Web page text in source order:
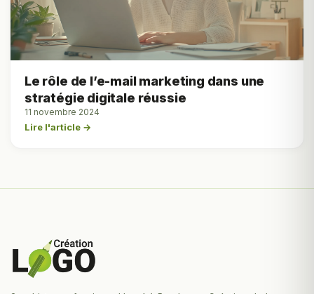
Le rôle de l’e-mail marketing dans une
stratégie digitale réussie
11 novembre 2024
Lire l'article →